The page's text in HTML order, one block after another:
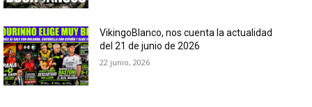
VikingoBlanco, nos cuenta la actualidad
del 21 de junio de 2026
22 junio, 2026